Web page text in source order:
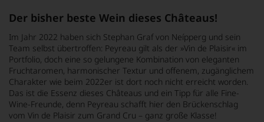
Der bisher beste Wein dieses Châteaus!
Im Jahr 2022 haben sich Stephan Graf von Neípperg und sein
Team selbst übertroffen: Peyreau gilt als der »Vin de Plaisir« im
Portfolio, doch eine so gelungene Kombination von eleganten
Fruchtaromen, harmonischer Textur und offenem, zugänglichem
Charakter wie beim 2022er ist dort noch nicht erreicht worden.
Das ist die Essenz dieses Châteaus und ein Tipp für alle Fine-
Wine-Freunde, denn Peyreau schafft hier den Brückenschlag
vom Vin de Plaisir zum Grand Cru – ganz große Klasse!